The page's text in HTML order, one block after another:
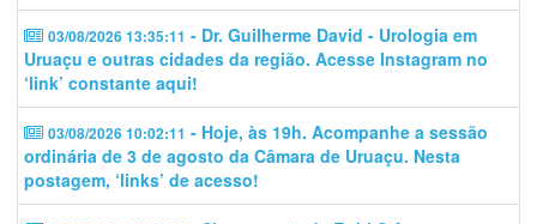
03/08/2026 13:35:11 - Dr. Guilherme David - Urologia em
Uruaçu e outras cidades da região. Acesse Instagram no
‘link’ constante aqui!
03/08/2026 10:02:11 - Hoje, às 19h. Acompanhe a sessão
ordinária de 3 de agosto da Câmara de Uruaçu. Nesta
postagem, ‘links’ de acesso!